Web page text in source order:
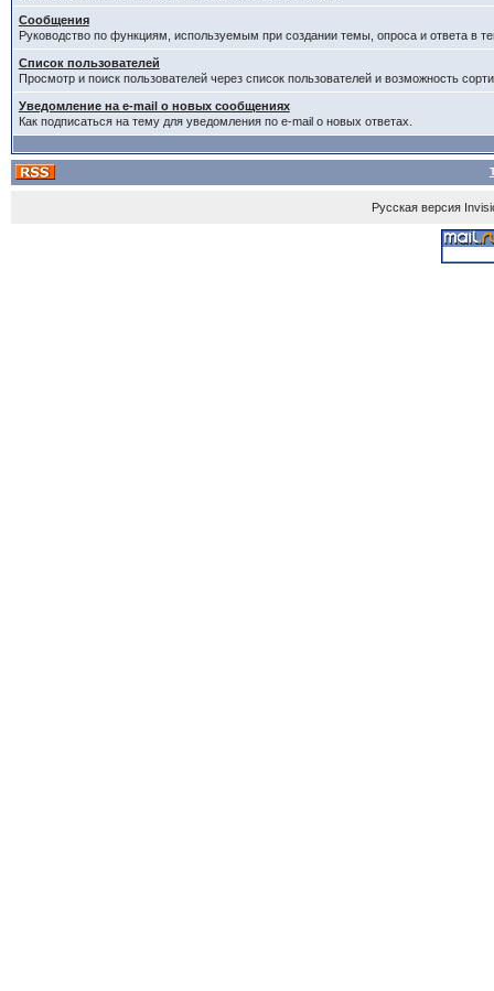
Сообщения
Руководство по функциям, используемым при создании темы, опроса и ответа в
Список пользователей
Просмотр и поиск пользователей через список пользователей и возможность
Уведомление на e-mail о новых сообщениях
Как подписаться на тему для уведомления по e-mail о новых ответах.
Русская версия